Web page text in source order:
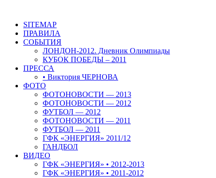
SITEMAP
ПРАВИЛА
СОБЫТИЯ
ЛОНДОН-2012. Дневник Олимпиады
КУБОК ПОБЕДЫ – 2011
ПРЕССА
• Виктория ЧЕРНОВА
ФОТО
ФОТОНОВОСТИ — 2013
ФОТОНОВОСТИ — 2012
ФУТБОЛ — 2012
ФОТОНОВОСТИ — 2011
ФУТБОЛ — 2011
ГФК «ЭНЕРГИЯ» 2011/12
ГАНДБОЛ
ВИДЕО
ГФК «ЭНЕРГИЯ» • 2012-2013
ГФК «ЭНЕРГИЯ» • 2011-2012